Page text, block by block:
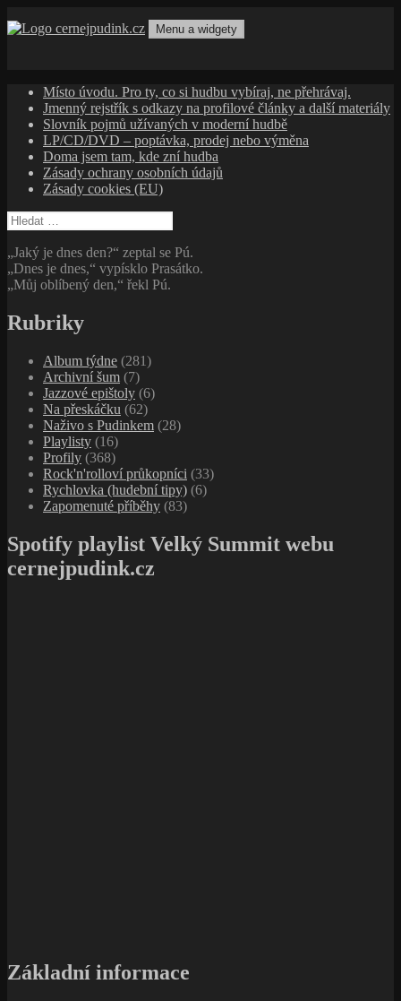
k
Menu a widgety
Místo úvodu. Pro ty, co si hudbu vybíraj, ne přehrávaj.
Jmenný rejstřík s odkazy na profilové články a další materiály
Slovník pojmů užívaných v moderní hudbě
LP/CD/DVD – poptávka, prodej nebo výměna
Doma jsem tam, kde zní hudba
Zásady ochrany osobních údajů
Zásady cookies (EU)
Vyhledávání
„Jaký je dnes den?“ zeptal se Pú.
„Dnes je dnes,“ vypísklo Prasátko.
„Můj oblíbený den,“ řekl Pú.
Rubriky
Album týdne (281)
Archivní šum (7)
Jazzové epištoly (6)
Na přeskáčku (62)
Naživo s Pudinkem (28)
Playlisty (16)
Profily (368)
Rock'n'rolloví průkopníci (33)
Rychlovka (hudební tipy) (6)
Zapomenuté příběhy (83)
Spotify playlist Velký Summit webu
cernejpudink.cz
Základní informace